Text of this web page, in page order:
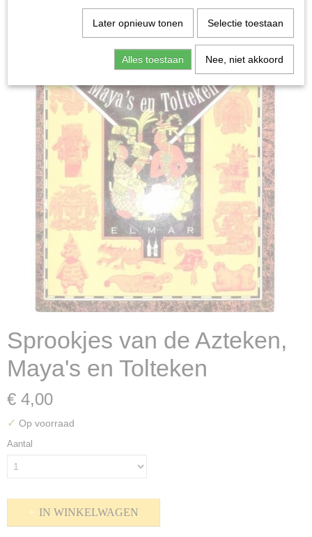
Sprookjes van de Azteken,
Maya's en Tolteken
€ 4,00
✓ Op voorraad
Aantal
IN WINKELWAGEN
Later opnieuw tonen Selectie toestaan
Alles toestaan Nee, niet akkoord